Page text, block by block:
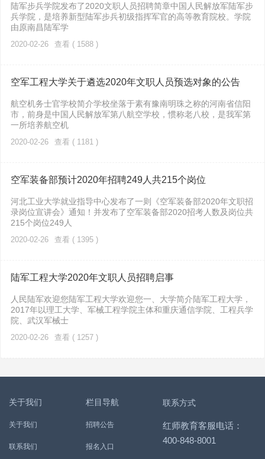
陆军步兵学院发布了2020文职人员招聘简章中国人民解放军陆军步
兵学院，是培养新型陆军步兵初级指挥军官的高等教育院校。学院
由原南昌陆军学
2020-02-26 查看 ( 1588 )
空军工程大学关于遴选2020年文职人员预选对象的公告
航空机务士官学校简介学校坐落于素有豫南明珠之称的河南省信阳
市，前身是中国人民解放军第八航空学校，惯称老八校，是我军第
一所培养航空机
2020-02-26 查看 ( 1181 )
空军装备部预计2020年招聘249人共215个岗位
河北工业大学就业指导中心发布了一则《空军装备部2020年文职招
录岗位宣讲会》通知！并发布了空军装备部2020招考人数及岗位共
215个岗位249人
2020-02-26 查看 ( 1395 )
陆军工程大学2020年文职人员招聘启事
人民陆军欢迎您陆军工程大学欢迎您一、大学简介陆军工程大学，
2017年以理工大学、军械工程学院主体和重庆通信学院、工程兵学
院、武汉军械士
2020-02-26 查看 ( 1257 )
关于我们
关于我们
联系我们
栏目导航
招聘公告
报名入口
联系方式
红师教育客服电话：
400-848-8001